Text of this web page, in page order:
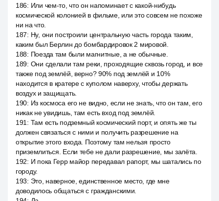
186: Или чем-то, что он напоминает с какой-нибудь
космической колонией в фильме, или это совсем не похоже
ни на что.
187: Ну, они построили центральную часть города таким,
каким был Берлин до бомбардировок 2 мировой.
188: Поезда там были магнитные, а не обычные.
189: Они сделали там реки, проходящие сквозь город, и все
также под землёй, верно? 90% под землёй и 10%
находится в кратере с куполом наверху, чтобы держать
воздух и защищать.
190: Из космоса его не видно, если не знать, что он там, его
никак не увидишь, там есть вход под землёй.
191 : Там есть подземный космический порт, и опять же ты
должен связаться с ними и получить разрешение на
открытие этого входа. Поэтому там нельзя просто
приземлиться. Если тебе не дали разрешение, мы залёта.
192: И пока Герр майор передавал рапорт, мы шатались по
городу.
193: Это, наверное, единственное место, где мне
доводилось общаться с гражданскими.